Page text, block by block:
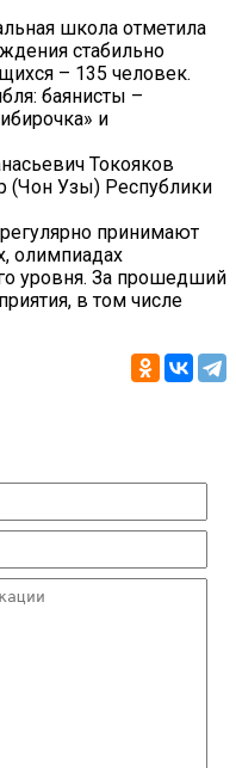
школа отметила
стабильно
– 135 человек.
баянисты –
и
Токояков
(Чон Узы) Республики
принимают
олимпиадах
уровня. За прошедший
в том числе